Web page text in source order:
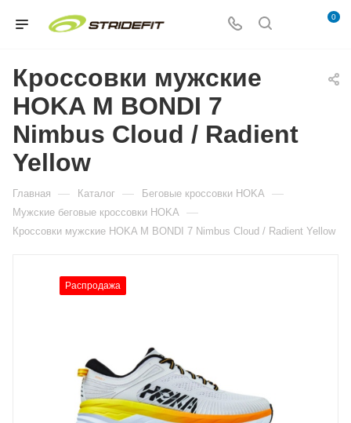
0
Кроссовки мужские
HOKA M BONDI 7
Nimbus Cloud / Radient
Yellow
Главная — Каталог — Беговые кроссовки HOKA —
Мужские беговые кроссовки HOKA —
Кроссовки мужские HOKA M BONDI 7 Nimbus Cloud / Radient Yellow
Распродажа